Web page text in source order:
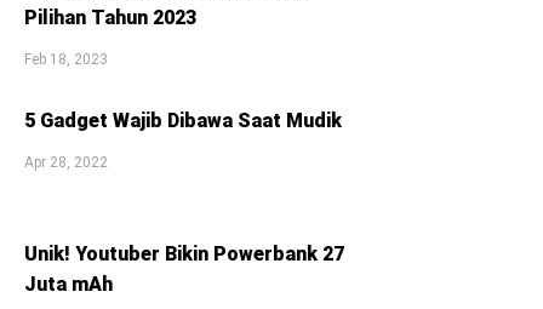
Pilihan Tahun 2023
Feb 18, 2023
5 Gadget Wajib Dibawa Saat Mudik
Apr 28, 2022
Unik! Youtuber Bikin Powerbank 27
Juta mAh